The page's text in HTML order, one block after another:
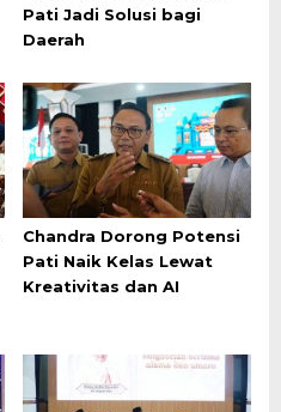
Pati Jadi Solusi bagi
Daerah
Chandra Dorong Potensi
Pati Naik Kelas Lewat
Kreativitas dan AI